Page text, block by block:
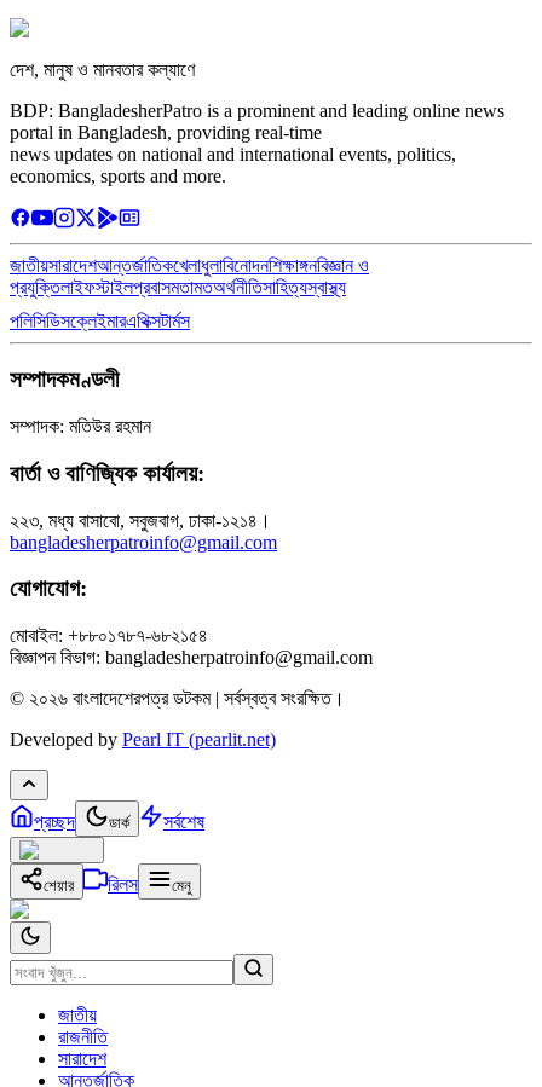
দেশ, মানুষ ও মানবতার কল্যাণে
BDP: BangladesherPatro is a prominent and leading online news
portal in Bangladesh, providing real-time
news updates on national and international events, politics,
economics, sports and more.
জাতীয়সারাদেশআন্তর্জাতিকখেলাধুলাবিনোদনশিক্ষাঙ্গনবিজ্ঞান ও
প্রযুক্তিলাইফস্টাইলপ্রবাসমতামতঅর্থনীতিসাহিত্যস্বাস্থ্য
পলিসিডিসক্লেইমারএথিক্সটার্মস
সম্পাদকমণ্ডলী
সম্পাদক: মতিউর রহমান
বার্তা ও বাণিজ্যিক কার্যালয়:
২২৩, মধ্য বাসাবো, সবুজবাগ, ঢাকা-১২১৪।
bangladesherpatroinfo@gmail.com
যোগাযোগ:
মোবাইল: +৮৮০১৭৮৭-৬৮২১৫৪
বিজ্ঞাপন বিভাগ: bangladesherpatroinfo@gmail.com
© ২০২৬ বাংলাদেশেরপত্র ডটকম | সর্বস্বত্ব সংরক্ষিত।
Developed by Pearl IT (pearlit.net)
প্রচ্ছদ ডার্ক সর্বশেষ
শেয়ার রিলস মেনু
জাতীয়
রাজনীতি
সারাদেশ
আন্তর্জাতিক